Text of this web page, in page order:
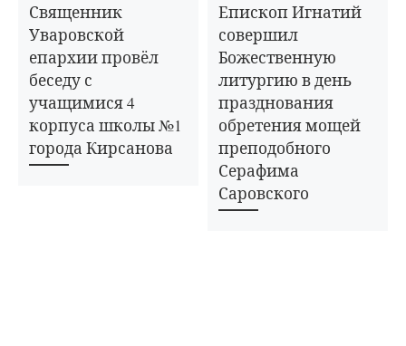
Священник
Уваровской
епархии провёл
беседу с
учащимися 4
корпуса школы №1
города Кирсанова
Епископ Игнатий
совершил
Божественную
литургию в день
празднования
обретения мощей
преподобного
Серафима
Саровского